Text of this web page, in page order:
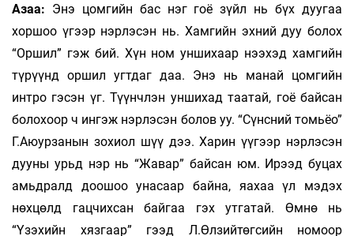
Азаа: Энэ цомгийн бас нэг гоё зүйл нь бүх дуугаа
хоршоо үгээр нэрлэсэн нь. Хамгийн эхний дуу болох
“Оршил” гэж бий. Хүн ном уншихаар нээхэд хамгийн
түрүүнд оршил угтдаг даа. Энэ нь манай цомгийн
интро гэсэн үг. Түүнчлэн уншихад таатай, гоё байсан
болохоор ч ингэж нэрлэсэн болов уу. “Сүнсний томьёо”
Г.Аюурзанын зохиол шүү дээ. Харин үүгээр нэрлэсэн
дууны урьд нэр нь “Жавар” байсан юм. Ирээд буцах
амьдралд доошоо унасаар байна, яахаа үл мэдэх
нөхцөлд гацчихсан байгаа гэх утгатай. Өмнө нь
“Үзэхийн хязгаар” гээд Л.Өлзийтөгсийн номоор